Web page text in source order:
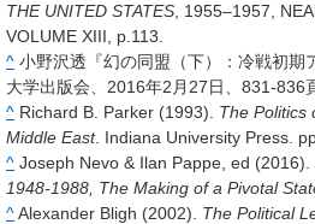
THE UNITED STATES , 1955–1957,
VOLUME XIII, p.113.
^ 小野沢透『幻の同盟（下）：冷戦初期
大学出版会、2016年2月27日、831-836
^ Richard B. Parker (1993). The Politics
Middle East. Indiana University Press.
^ Joseph Nevo & Ilan Pappe, ed (2016).
1948-1988, The Making of a Pivotal
^Alexander Bligh (2002). The Political